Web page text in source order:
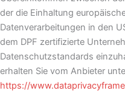
der die Einhaltung
Datenverarbeitungen in den
dem DPF zertifizierte
Datenschutzstandards
erhalten Sie vom Anbieter
https://